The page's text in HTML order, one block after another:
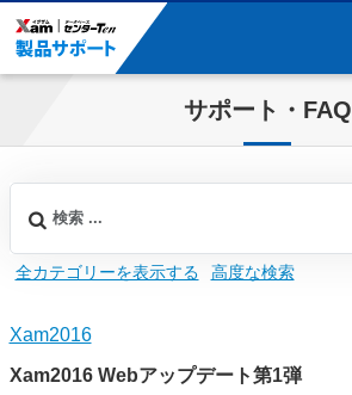
サポート・FAQ
全カテゴリーを表示する 高度な検索
Xam2016
Xam2016 Webアップデート第1弾